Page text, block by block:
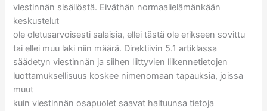
viestinnän sisällöstä. Eiväthän normaalielämänkään
keskustelut
ole oletusarvoisesti salaisia, ellei tästä ole erikseen sovittu
tai ellei muu laki niin määrä. Direktiivin 5.1 artiklassa
säädetyn viestinnän ja siihen liittyvien liikennetietojen
luottamuksellisuus koskee nimenomaan tapauksia, joissa
muut
kuin viestinnän osapuolet saavat haltuunsa tietoja